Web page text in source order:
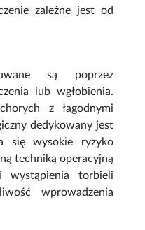
zależne jest od
są poprzez
lub wgłobienia.
z łagodnymi
dedykowany jest
się wysokie ryzyko
techniką operacyjną
wystąpieniatorbieli
wprowadzenia